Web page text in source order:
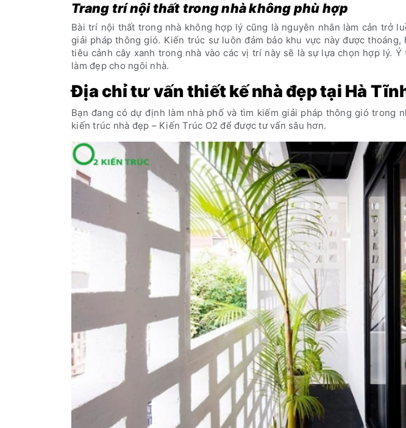
Trang trí nội thất trong nhà không phù hợp
Bài trí nội thất trong nhà không hợp lý cũng là nguyên nhân làm cản trở
giải pháp thông gió. Kiến trúc sư luôn đảm bảo khu vực này được
tiêu cảnh cây xanh trong nhà vào các vị trí này sẽ là sự lựa chọn hợp lý.
làm đẹp cho ngôi nhà.
Địa chỉ tư vấn thiết kế nhà đẹp tại Hà
Bạn đang có dự định làm nhà phố và tìm kiếm giải pháp thông gió trong
kiến trúc nhà đẹp – Kiến Trúc O2 để được tư vấn sâu hơn.